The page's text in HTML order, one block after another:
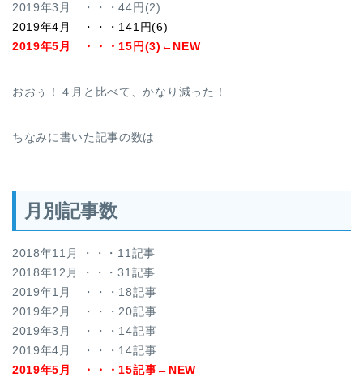
2019年3月 ・・・44円(2)
2019年4月 ・・・141円(6)
2019年5月 ・・・15円(3)←NEW
おおぅ！４月と比べて、かなり減った！
ちなみに書いた記事の数は
月別記事数
2018年11月 ・・・11記事
2018年12月 ・・・31記事
2019年1月 ・・・18記事
2019年2月 ・・・20記事
2019年3月 ・・・14記事
2019年4月 ・・・14記事
2019年5月 ・・・15記事←NEW